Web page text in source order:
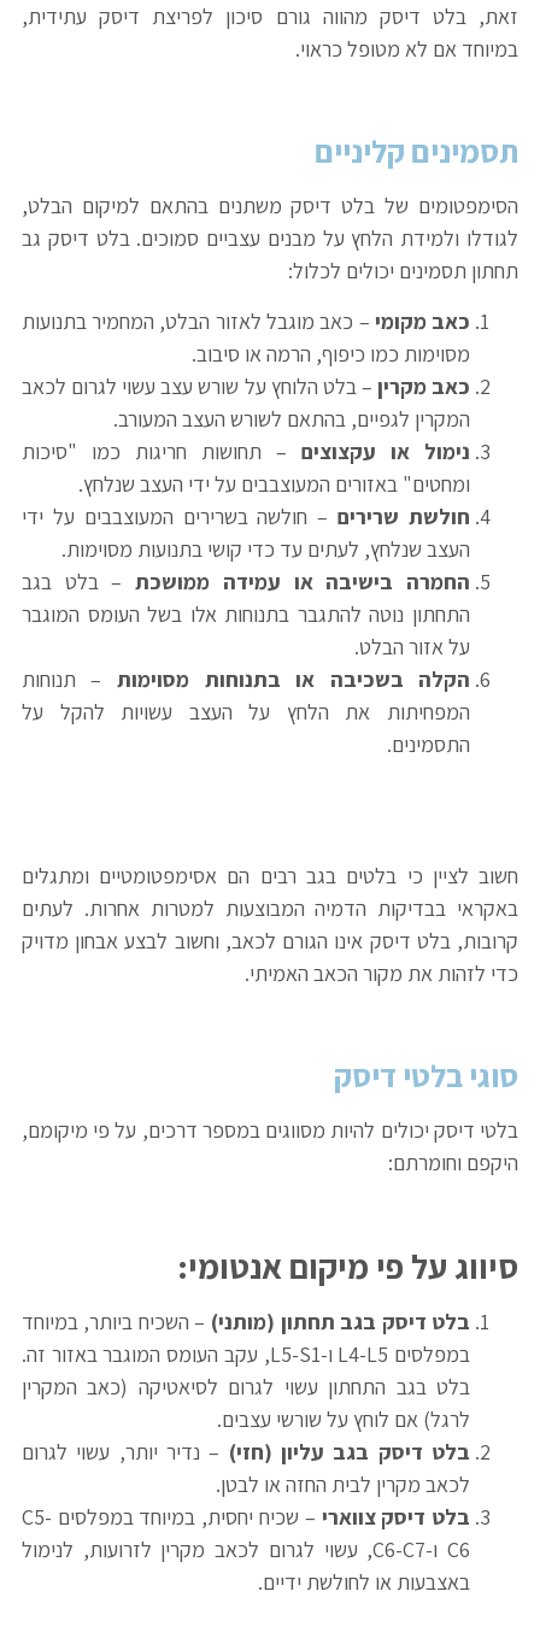
זאת, בלט דיסק מהווה גורם סיכון לפריצת דיסק עתידית,
במיוחד אם לא מטופל כראוי.
תסמינים קליניים
הסימפטומים של בלט דיסק משתנים בהתאם למיקום הבלט,
לגודלו ולמידת הלחץ על מבנים עצביים סמוכים. בלט דיסק גב
תחתון תסמינים יכולים לכלול:
כאב מקומי – כאב מוגבל לאזור הבלט, המחמיר בתנועות
מסוימות כמו כיפוף, הרמה או סיבוב.
כאב מקרין – בלט הלוחץ על שורש עצב עשוי לגרום לכאב
המקרין לגפיים, בהתאם לשורש העצב המעורב.
נימול או עקצוצים– תחושות חריגות כמו "סיכות
ומחטים" באזורים המעוצבבים על ידי העצב שנלחץ.
חולשת שרירים– חולשה בשרירים המעוצבבים על ידי
העצב שנלחץ, לעתים עד כדי קושי בתנועות מסוימות.
החמרה בישיבה או עמידה ממושכת– בלט בגב
התחתון נוטה להתגבר בתנוחות אלו בשל העומס המוגבר
על אזור הבלט.
הקלה בשכיבה או בתנוחות מסוימות – תנוחות
המפחיתות את הלחץ על העצב עשויות להקל על
התסמינים.
חשוב לציין כי בלטים בגב רבים הם אסימפטומטיים ומתגלים
באקראי בבדיקות הדמיה המבוצעות למטרות אחרות. לעתים
קרובות, בלט דיסק אינו הגורם לכאב, וחשוב לבצע אבחון מדויק
כדי לזהות את מקור הכאב האמיתי.
סוגי בלטי דיסק
בלטי דיסק יכולים להיות מסווגים במספר דרכים, על פי מיקומם,
היקפם וחומרתם:
סיווג על פי מיקום אנטומי:
בלט דיסק בגב תחתון (מותני) – השכיח ביותר, במיוחד
במפלסים L4-L5 ו-L5-S1, עקב העומס המוגבר באזור זה.
בלט בגב התחתון עשוי לגרום לסיאטיקה (כאב המקרין
לרגל) אם לוחץ על שורשי עצבים.
בלט דיסק בגב עליון (חזי) – נדיר יותר, עשוי לגרום
לכאב מקרין לבית החזה או לבטן.
בלט דיסק צווארי
– שכיח יחסית, במיוחד במפלסים C5-
C6 ו-C6-C7, עשוי לגרום לכאב מקרין לזרועות, לנימול
באצבעות או לחולשת ידיים.